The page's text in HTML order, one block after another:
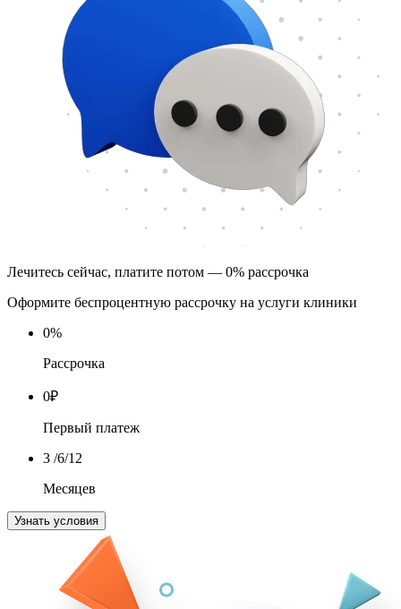
Лечитесь сейчас, платите потом — 0% рассрочка
Оформите беспроцентную рассрочку на услуги клиники
0%
Рассрочка
0₽
Первый платеж
3 /6/12
Месяцев
Узнать условия